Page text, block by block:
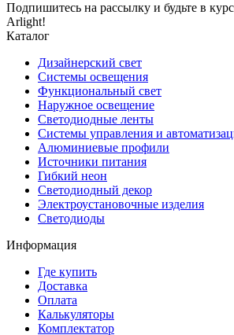
Подпишитесь на рассылку и будьте в
Arlight!
Каталог
Дизайнерский свет
Системы освещения
Функциональный свет
Наружное освещение
Светодиодные ленты
Системы управления и
Алюминиевые профили
Источники питания
Гибкий неон
Светодиодный декор
Электроустановочные изделия
Светодиоды
Информация
Где купить
Доставка
Оплата
Калькуляторы
Комплектатор